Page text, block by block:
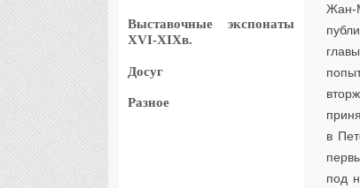
Выставочные
экспонаты
XVI-XIXв.
Досуг
Разное
в
под